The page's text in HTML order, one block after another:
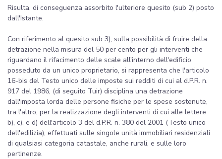
Risulta, di conseguenza assorbito l'ulteriore quesito (sub 2) posto
dall'Istante.
Con riferimento al quesito sub 3), sulla possibilità di fruire della
detrazione nella misura del 50 per cento per gli interventi che
riguardano il rifacimento delle scale all'interno dell'edificio
posseduto da un unico proprietario, si rappresenta che l'articolo
16-bis del Testo unico delle imposte sui redditi di cui al d.P.R. n.
917 del 1986, (di seguito Tuir) disciplina una detrazione
dall'imposta lorda delle persone fisiche per le spese sostenute,
tra l'altro, per la realizzazione degli interventi di cui alle lettere
b), c), e d) dell'articolo 3 del d.P.R. n. 380 del 2001 (Testo unico
dell'edilizia), effettuati sulle singole unità immobiliari residenziali
di qualsiasi categoria catastale, anche rurali, e sulle loro
pertinenze.